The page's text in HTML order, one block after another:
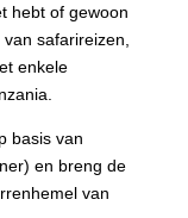
hebt of gewoon
safarireizen,
enkele
basis van
en breng de
van